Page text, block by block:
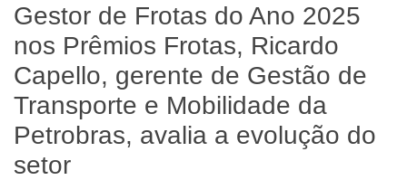
Gestor de Frotas do Ano 2025
nos Prêmios Frotas, Ricardo
Capello, gerente de Gestão de
Transporte e Mobilidade da
Petrobras, avalia a evolução do
setor